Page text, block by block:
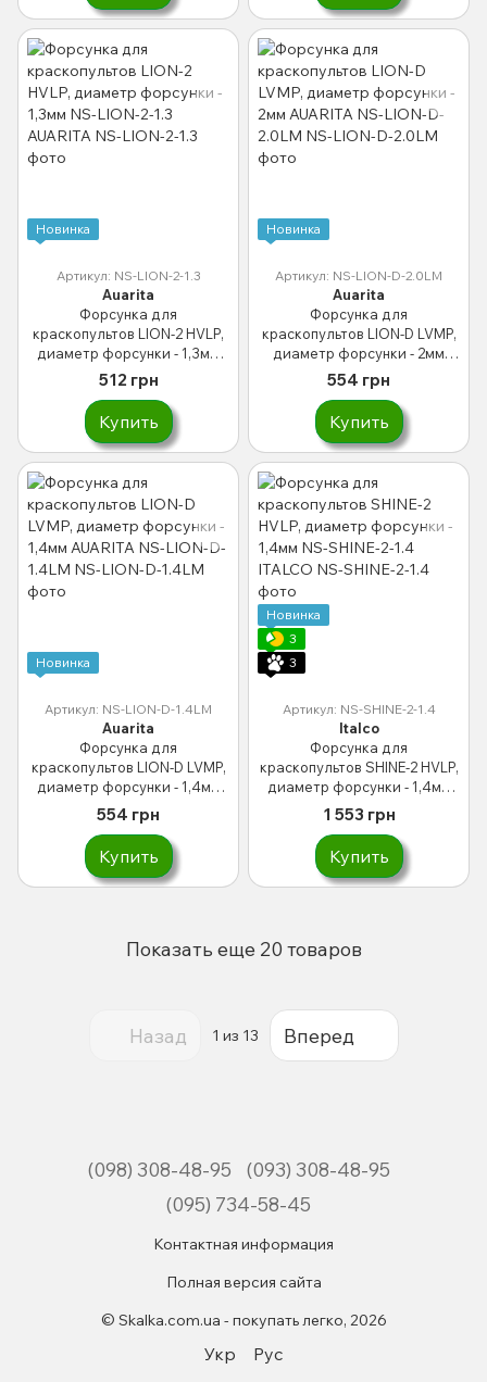
Новинка
Артикул: NS-LION-2-1.3
Auarita
Форсунка для
краскопультов LION-2 HVLP,
диаметр форсунки - 1,3мм
NS-LION-2-1.3 AUARITA
512 грн
Купить
Новинка
Артикул: NS-LION-D-2.0LM
Auarita
Форсунка для
краскопультов LION-D LVMP,
диаметр форсунки - 2мм
AUARITA NS-LION-D-2.0LM
554 грн
Купить
Новинка
Артикул: NS-LION-D-1.4LM
Auarita
Форсунка для
краскопультов LION-D LVMP,
диаметр форсунки - 1,4мм
AUARITA NS-LION-D-1.4LM
554 грн
Купить
Новинка
3
3
Артикул: NS-SHINE-2-1.4
Italco
Форсунка для
краскопультов SHINE-2 HVLP,
диаметр форсунки - 1,4мм
NS-SHINE-2-1.4 ITALCO
1 553 грн
Купить
Показать еще 20 товаров
Назад 1 из 13 Вперед
(098) 308-48-95
(093) 308-48-95
(095) 734-58-45
Контактная информация
Полная версия сайта
© Skalka.com.ua - покупать легко, 2026
Укр Рус